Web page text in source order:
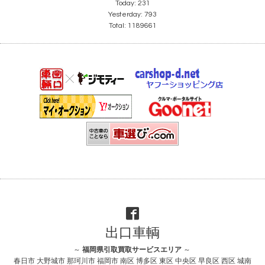
Today: 231
Yesterday: 793
Total: 1189661
出口車輌
～ 福岡県引取買取サービスエリア～
春日市 大野城市 那珂川市 福岡市 南区 博多区 東区 中央区 早良区 西区 城南